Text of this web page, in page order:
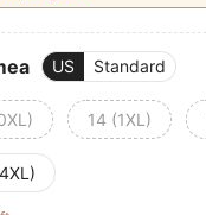
US Standard
14 (1XL)